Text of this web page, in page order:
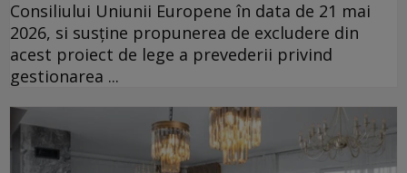
Consiliului Uniunii Europene în data de 21 mai
2026, si susține propunerea de excludere din
acest proiect de lege a prevederii privind
gestionarea ...